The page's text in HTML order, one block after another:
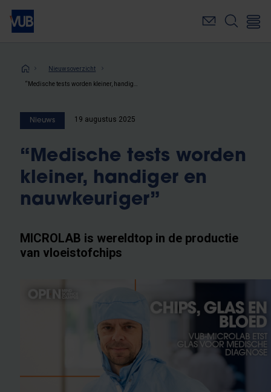
Overslaan
naar
inhoudKruimelpad
Nieuwsoverzicht
Nieuws 19 augustus 2025
“Medische tests worden
kleiner, handiger en
nauwkeuriger”
MICROLAB is wereldtop in de productie
van vloeistofchips